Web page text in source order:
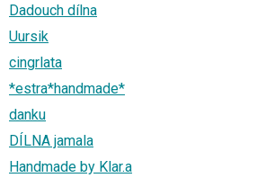
Dadouch dílna
Uursik
cingrlata
*estra*handmade*
danku
DÍLNA jamala
Handmade by Klar.a